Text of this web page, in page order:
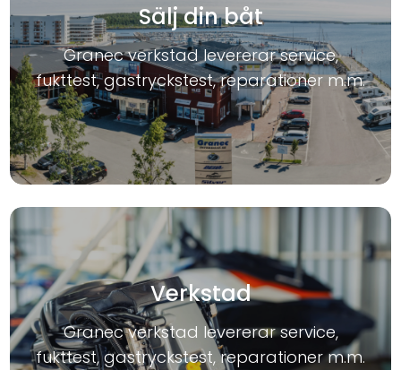
Sälj din båt
Granec verkstad levererar service,
fukttest, gastryckstest, reparationer m.m.
Verkstad
Granec verkstad levererar service,
fukttest, gastryckstest, reparationer m.m.